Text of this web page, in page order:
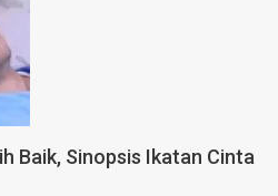
Baik, Sinopsis Ikatan Cinta